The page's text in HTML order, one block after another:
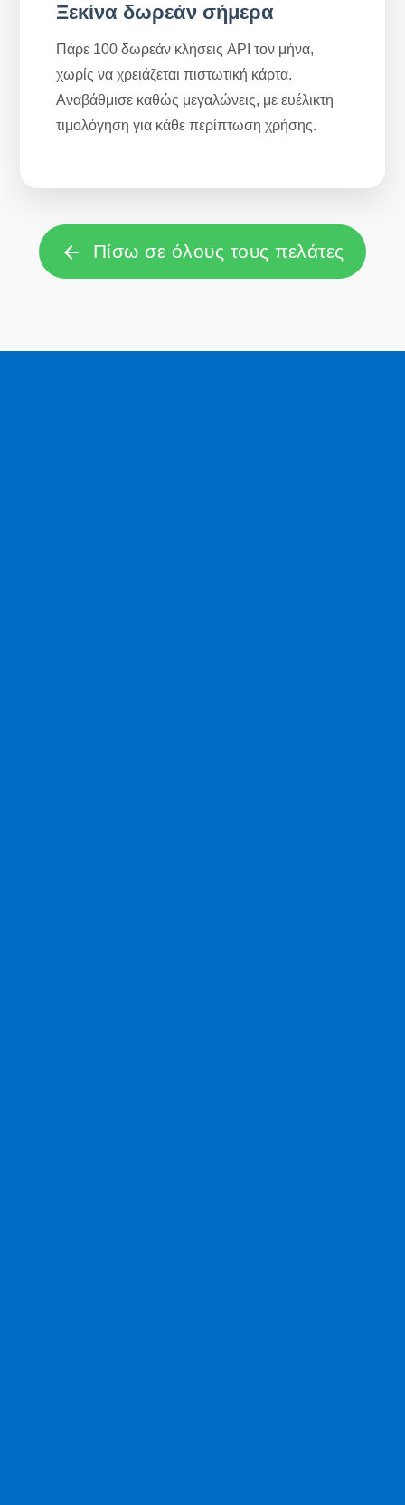
Ξεκίνα δωρεάν σήμερα
Πάρε 100 δωρεάν κλήσεις API τον μήνα,
χωρίς να χρειάζεται πιστωτική κάρτα.
Αναβάθμισε καθώς μεγαλώνεις, με ευέλικτη
τιμολόγηση για κάθε περίπτωση χρήσης.
arrow_back Πίσω σε όλους τους πελάτες